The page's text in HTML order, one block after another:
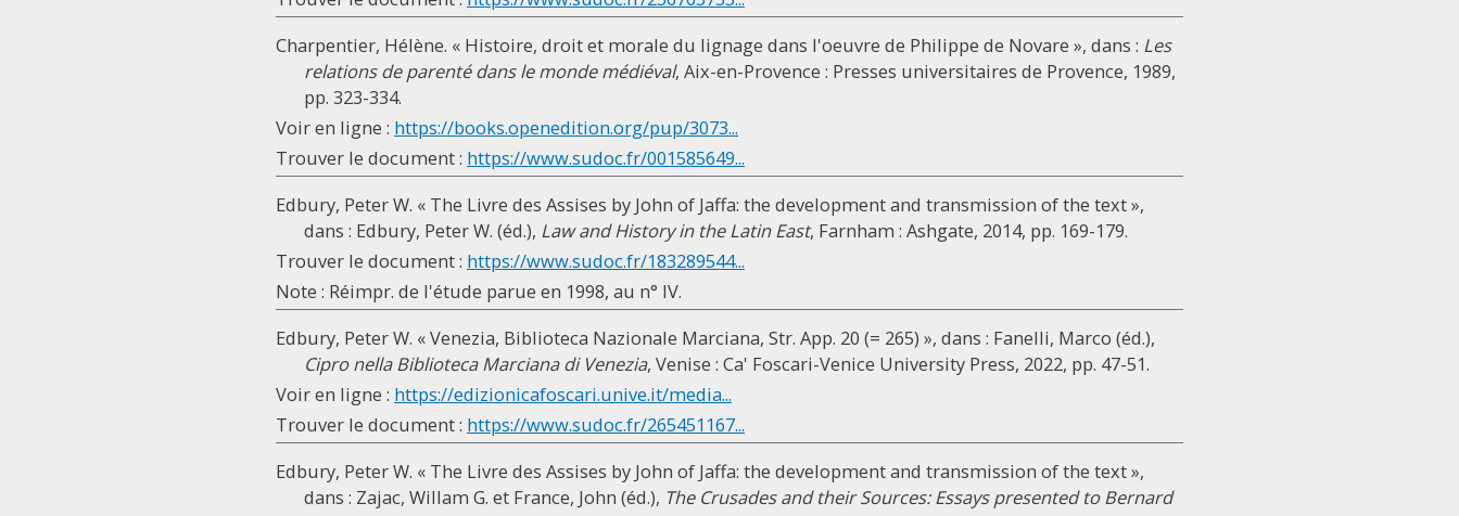
Charpentier, Hélène. « Histoire, droit et morale du lignage dans l'oeuvre de Philippe de Novare », dans : Les
relations de parenté dans le monde médiéval, Aix-en-Provence : Presses universitaires de Provence, 1989,
pp. 323-334.
Voir en ligne : https://books.openedition.org/pup/3073...
Trouver le document : https://www.sudoc.fr/001585649...
Edbury, Peter W. « The Livre des Assises by John of Jaffa: the development and transmission of the text »,
dans : Edbury, Peter W. (éd.), Law and History in the Latin East, Farnham : Ashgate, 2014, pp. 169-179.
Trouver le document : https://www.sudoc.fr/183289544...
Note : Réimpr. de l'étude parue en 1998, au n° IV.
Edbury, Peter W. « Venezia, Biblioteca Nazionale Marciana, Str. App. 20 (= 265) », dans : Fanelli, Marco (éd.),
Cipro nella Biblioteca Marciana di Venezia, Venise : Ca' Foscari-Venice University Press, 2022, pp. 47-51.
Voir en ligne : https://edizionicafoscari.unive.it/media...
Trouver le document : https://www.sudoc.fr/265451167...
Edbury, Peter W. « The Livre des Assises by John of Jaffa: the development and transmission of the text »,
dans : Zajac, Willam G. et France, John (éd.), The Crusades and their Sources: Essays presented to Bernard